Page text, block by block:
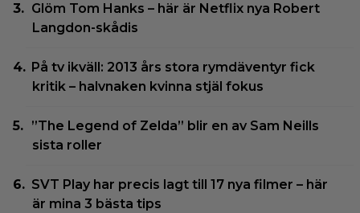
Glöm Tom Hanks – här är Netflix nya Robert
Langdon-skådis
På tv ikväll: 2013 års stora rymdäventyr fick
kritik – halvnaken kvinna stjäl fokus
”The Legend of Zelda” blir en av Sam Neills
sista roller
SVT Play har precis lagt till 17 nya filmer – här
är mina 3 bästa tips